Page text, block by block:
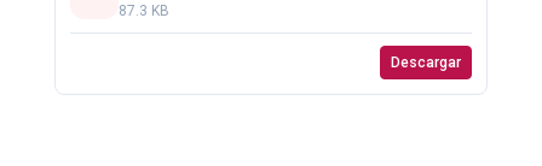
87.3 KB
Descargar